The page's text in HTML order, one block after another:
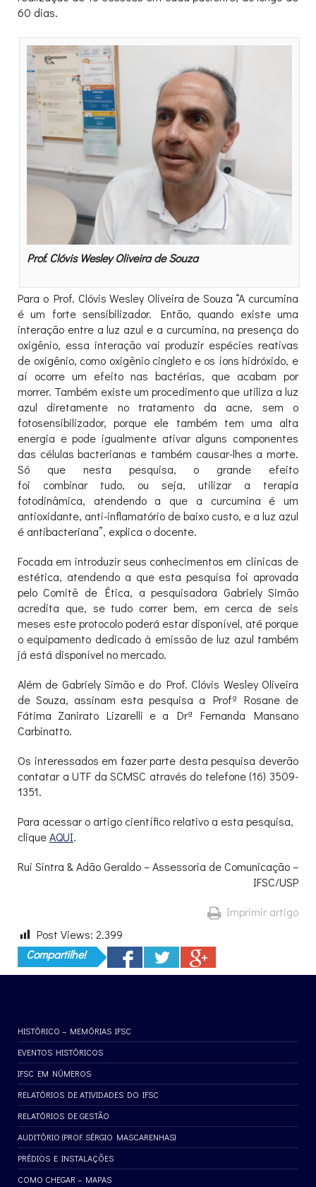
60 dias.
Prof. Clóvis Wesley Oliveira de Souza
Para o Prof. Clóvis Wesley Oliveira de Souza “A curcumina
é um forte sensibilizador. Então, quando existe uma
interação entre a luz azul e a curcumina, na presença do
oxigênio, essa interação vai produzir espécies reativas
de oxigênio, como oxigênio cingleto e os íons hidróxido, e
aí ocorre um efeito nas bactérias, que acabam por
morrer. Também existe um procedimento que utiliza a luz
azul diretamente no tratamento da acne, sem o
fotosensibilizador, porque ele também tem uma alta
energia e pode igualmente ativar alguns componentes
das células bacterianas e também causar-lhes a morte.
Só que nesta pesquisa, o grande efeito
foi combinar tudo, ou seja, utilizar a terapia
fotodinâmica, atendendo a que a curcumina é um
antioxidante, anti-inflamatório de baixo custo, e a luz azul
é antibacteriana”, explica o docente.
Focada em introduzir seus conhecimentos em clínicas de
estética, atendendo a que esta pesquisa foi aprovada
pelo Comitê de Ética, a pesquisadora Gabriely Simão
acredita que, se tudo correr bem, em cerca de seis
meses este protocolo poderá estar disponível, até porque
o equipamento dedicado à emissão de luz azul também
já está disponível no mercado.
Além de Gabriely Simão e do Prof. Clóvis Wesley Oliveira
de Souza, assinam esta pesquisa a Profª Rosane de
Fátima Zanirato Lizarelli e a Drª Fernanda Mansano
Carbinatto.
Os interessados em fazer parte desta pesquisa deverão
contatar a UTF da SCMSC através do telefone (16) 3509-
1351.
Para acessar o artigo científico relativo a esta pesquisa,
cliqueAQUI.
Rui Sintra & Adão Geraldo – Assessoria de Comunicação –
IFSC/USP
Imprimir artigo
Post Views: 2.399
Compartilhe!
HISTÓRICO – MEMÓRIAS IFSC
EVENTOS HISTÓRICOS
IFSC EM NÚMEROS
RELATÓRIOS DE ATIVIDADES DO IFSC
RELATÓRIOS DE GESTÃO
AUDITÓRIO (PROF. SÉRGIO MASCARENHAS)
PRÉDIOS E INSTALAÇÕES
COMO CHEGAR – MAPAS